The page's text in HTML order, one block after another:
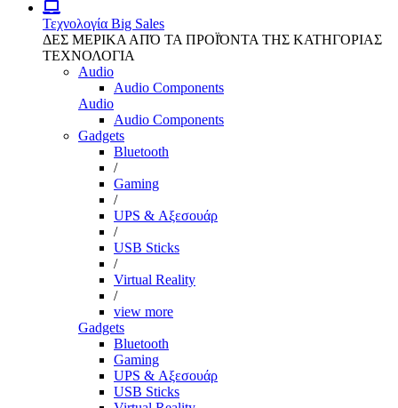
Τεχνολογία Big Sales
ΔΕΣ ΜΕΡΙΚΑ ΑΠΌ ΤΑ ΠΡΟΪΌΝΤΑ ΤΗΣ ΚΑΤΗΓΟΡΙΑΣ
ΤΕΧΝΟΛΟΓΙΑ
Audio
Audio Components
Audio
Audio Components
Gadgets
Bluetooth
/
Gaming
/
UPS & Αξεσουάρ
/
USB Sticks
/
Virtual Reality
/
view more
Gadgets
Bluetooth
Gaming
UPS & Αξεσουάρ
USB Sticks